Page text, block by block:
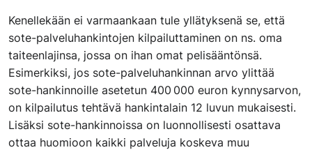
Kenellekään ei varmaankaan tule yllätyksenä se, että
sote-palveluhankintojen kilpailuttaminen on ns. oma
taiteenlajinsa, jossa on ihan omat pelisääntönsä.
Esimerkiksi, jos sote-palveluhankinnan arvo ylittää
sote-hankinnoille asetetun 400 000 euron kynnysarvon,
on kilpailutus tehtävä hankintalain 12 luvun mukaisesti.
Lisäksi sote-hankinnoissa on luonnollisesti osattava
ottaa huomioon kaikki palveluja koskeva muu